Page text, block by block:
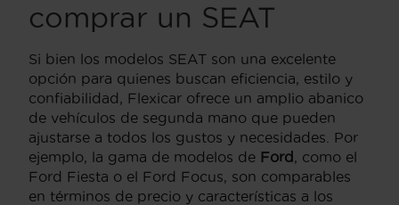
comprar un SEAT
Si bien los modelos SEAT son una excelente
opción para quienes buscan eficiencia, estilo y
confiabilidad, Flexicar ofrece un amplio abanico
de vehículos de segunda mano que pueden
ajustarse a todos los gustos y necesidades. Por
ejemplo, la gama de modelos de Ford
, como el
Ford Fiesta o el Ford Focus, son comparables
en términos de precio y características a los